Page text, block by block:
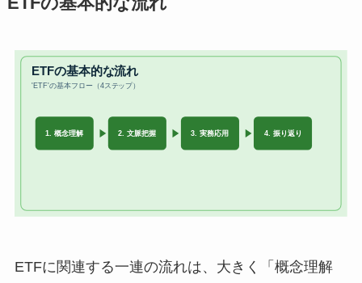
ETFに関連する一連の流れは、大きく「概念理解